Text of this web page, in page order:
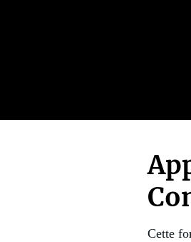
Cette